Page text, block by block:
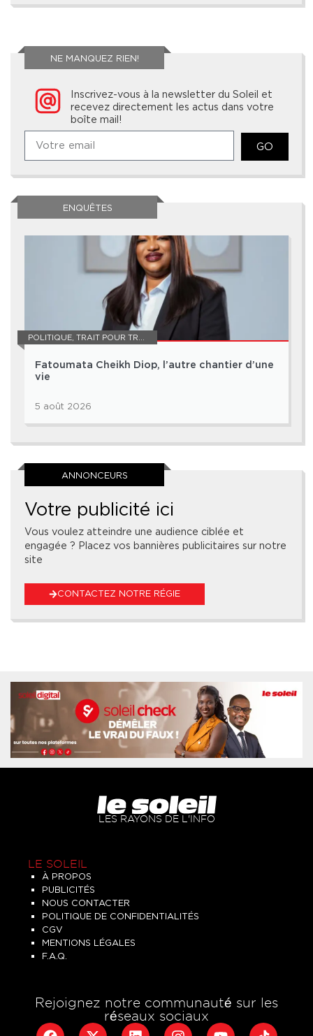
NE MANQUEZ RIEN!
Inscrivez-vous à la newsletter du Soleil et
recevez directement les actus dans votre
boîte mail!
GO
ENQUÊTES
POLITIQUE, TRAIT POUR TRAIT
Fatoumata Cheikh Diop, l’autre chantier d’une
vie
5 août 2026
ANNONCEURS
Votre publicité ici
Vous voulez atteindre une audience ciblée et
engagée ? Placez vos bannières publicitaires sur notre
site
CONTACTEZ NOTRE RÉGIE
LES RAYONS DE L'INFO
LE SOLEIL
À PROPOS
PUBLICITÉS
NOUS CONTACTER
POLITIQUE DE CONFIDENTIALITÉS
CGV
MENTIONS LÉGALES
F.A.Q.
Rejoignez notre communauté sur les
réseaux sociaux